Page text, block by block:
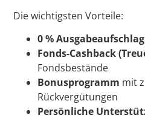
Die wichtigsten Vorteile:
0 % Ausgabeaufschlag
Fonds-Cashback
Fondsbestände
Bonusprogramm mit
Rückvergütungen
Persönliche